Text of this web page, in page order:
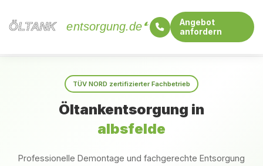
ÖLTANK
ÖLTANK entsorgung.de
Angebot
anfordern
TÜV NORD zertifizierter Fachbetrieb
Öltankentsorgung in
albsfelde
Professionelle Demontage und fachgerechte Entsorgung